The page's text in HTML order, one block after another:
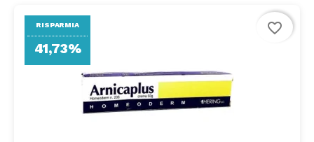
RISPARMIA
41,73%
favorite_border